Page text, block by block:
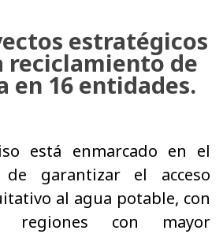
estratégicos
reciclamiento de
en 16 entidades.
está enmarcado en el
garantizar el acceso
al agua potable, con
regiones con mayor